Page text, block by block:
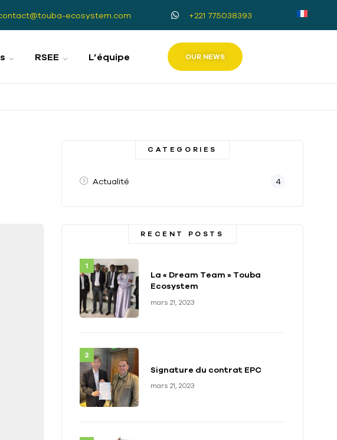
ecosystem.com +221 775038393
RSEE L’équipe OUR NEWS
CATEGORIES
Actualité 4
RECENT POSTS
La « Dream Team » Touba
Ecosystem
mars 21, 2023
Signature du contrat EPC
mars 21, 2023